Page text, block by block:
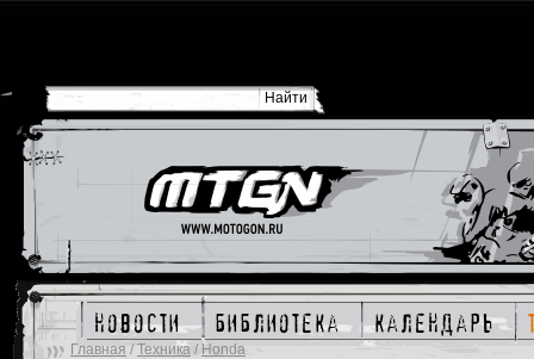
новости библиотека календарь
Главная /Техника / Honda